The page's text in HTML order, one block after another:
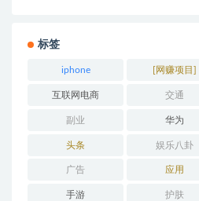
标签
iphone [网赚项目]
互联网电商 交通
副业 华为
头条 娱乐八卦
广告 应用
手游 护肤